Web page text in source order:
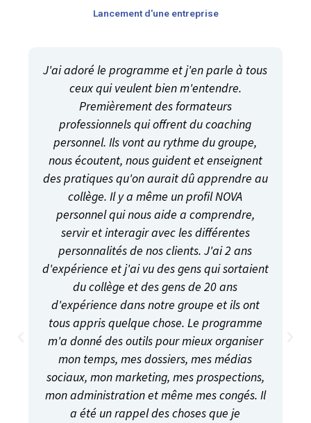
Lancement d'une entreprise
J'ai adoré le programme et j'en parle à tous
ceux qui veulent bien m'entendre.
Premièrement des formateurs
professionnels qui offrent du coaching
personnel. Ils vont au rythme du groupe,
nous écoutent, nous guident et enseignent
des pratiques qu'on aurait dû apprendre au
collège. Il y a même un profil NOVA
personnel qui nous aide a comprendre,
servir et interagir avec les différentes
personnalités de nos clients. J'ai 2 ans
d'expérience et j'ai vu des gens qui sortaient
du collège et des gens de 20 ans
d'expérience dans notre groupe et ils ont
tous appris quelque chose. Le programme
m'a donné des outils pour mieux organiser
mon temps, mes dossiers, mes médias
sociaux, mon marketing, mes prospections,
mon administration et même mes congés. Il
a été un rappel des choses que je